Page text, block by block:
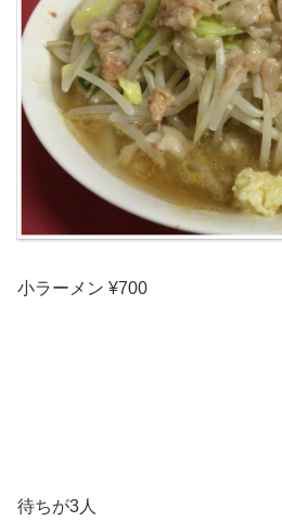
小ラーメン ¥700
待ちが3人